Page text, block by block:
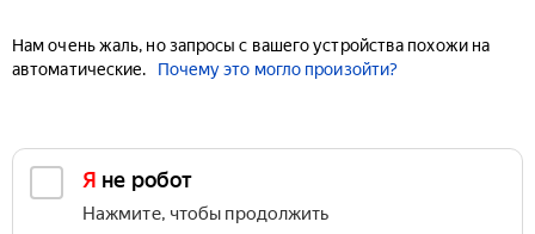
Нам очень жаль, но запросы с вашего устройства похожи на
автоматические.
Почему это могло произойти?
Я не робот
Нажмите, чтобы продолжить